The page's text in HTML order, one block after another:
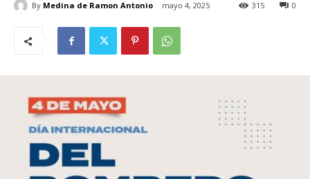
By Medina de Ramon Antonio mayo 4, 2025 0
315